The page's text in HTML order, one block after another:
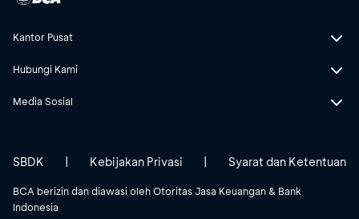
Kantor Pusat
Hubungi Kami
Media Sosial
BCA berizin dan diawasi oleh Otoritas Jasa Keuangan & Bank
Indonesia
SBDK | Kebijakan Privasi | Syarat dan Ketentuan